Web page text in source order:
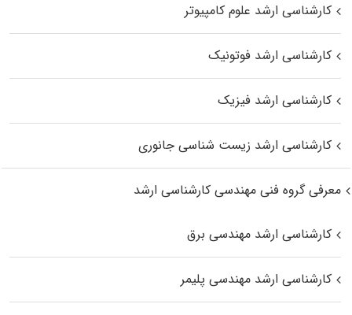
کارشناسی ارشد علوم کامپیوتر
کارشناسی ارشد فوتونیک
کارشناسی ارشد فیزیک
کارشناسی ارشد زیست‌ شناسی جانوری
معرفی گروه فنی مهندسی کارشناسی ارشد
کارشناسی ارشد مهندسی برق
کارشناسی ارشد مهندسی پلیمر